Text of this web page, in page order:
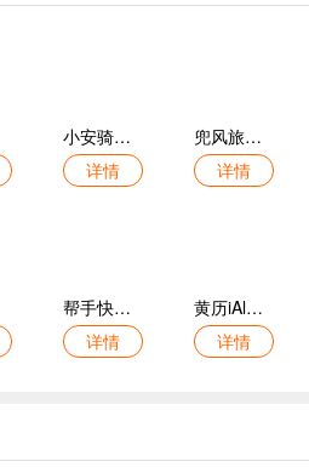
小安骑士免费版
详情
兜风旅游宝典最新版
详情
帮手快熊官网版
详情
黄历iAlmanac官方版
详情